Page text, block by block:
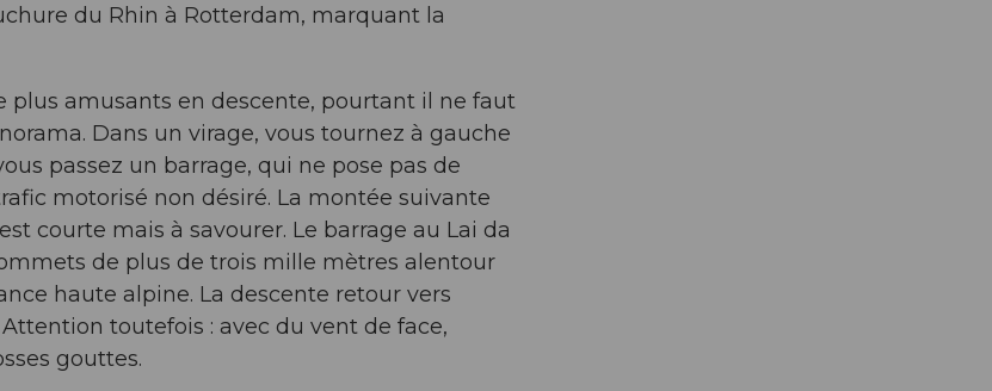
du Rhin à Rotterdam, marquant la
plus amusants en descente, pourtant il ne faut
Dans un virage, vous tournez à gauche
passez un barrage, qui ne pose pas de
motorisé non désiré. La montée suivante
courte mais à savourer. Le barrage au Lai da
de plus de trois mille mètres alentour
haute alpine. La descente retour vers
toutefois : avec du vent de face,
gouttes.